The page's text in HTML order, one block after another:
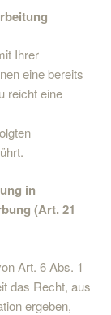
Ihrer
eine bereits
reicht eine
in
(Art. 21
Art. 6 Abs. 1
das Recht, aus
ergeben,